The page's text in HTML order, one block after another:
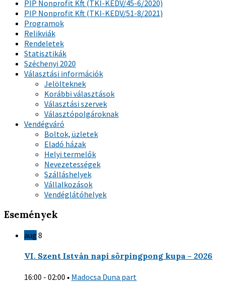
PIP Nonprofit Kft (TKI-KEDV/45-6/2020)
PIP Nonprofit Kft (TKI-KEDV/51-8/2021)
Programok
Relikviák
Rendeletek
Statisztikák
Széchenyi 2020
Választási információk
Jelölteknek
Korábbi választások
Választási szervek
Választópolgároknak
Vendégváró
Boltok, üzletek
Eladó házak
Helyi termelők
Nevezetességek
Szálláshelyek
Vállalkozások
Vendéglátóhelyek
Események
aug 8
VI. Szent István napi sörpingpong kupa – 2026
16:00 - 02:00 • Madocsa Duna part